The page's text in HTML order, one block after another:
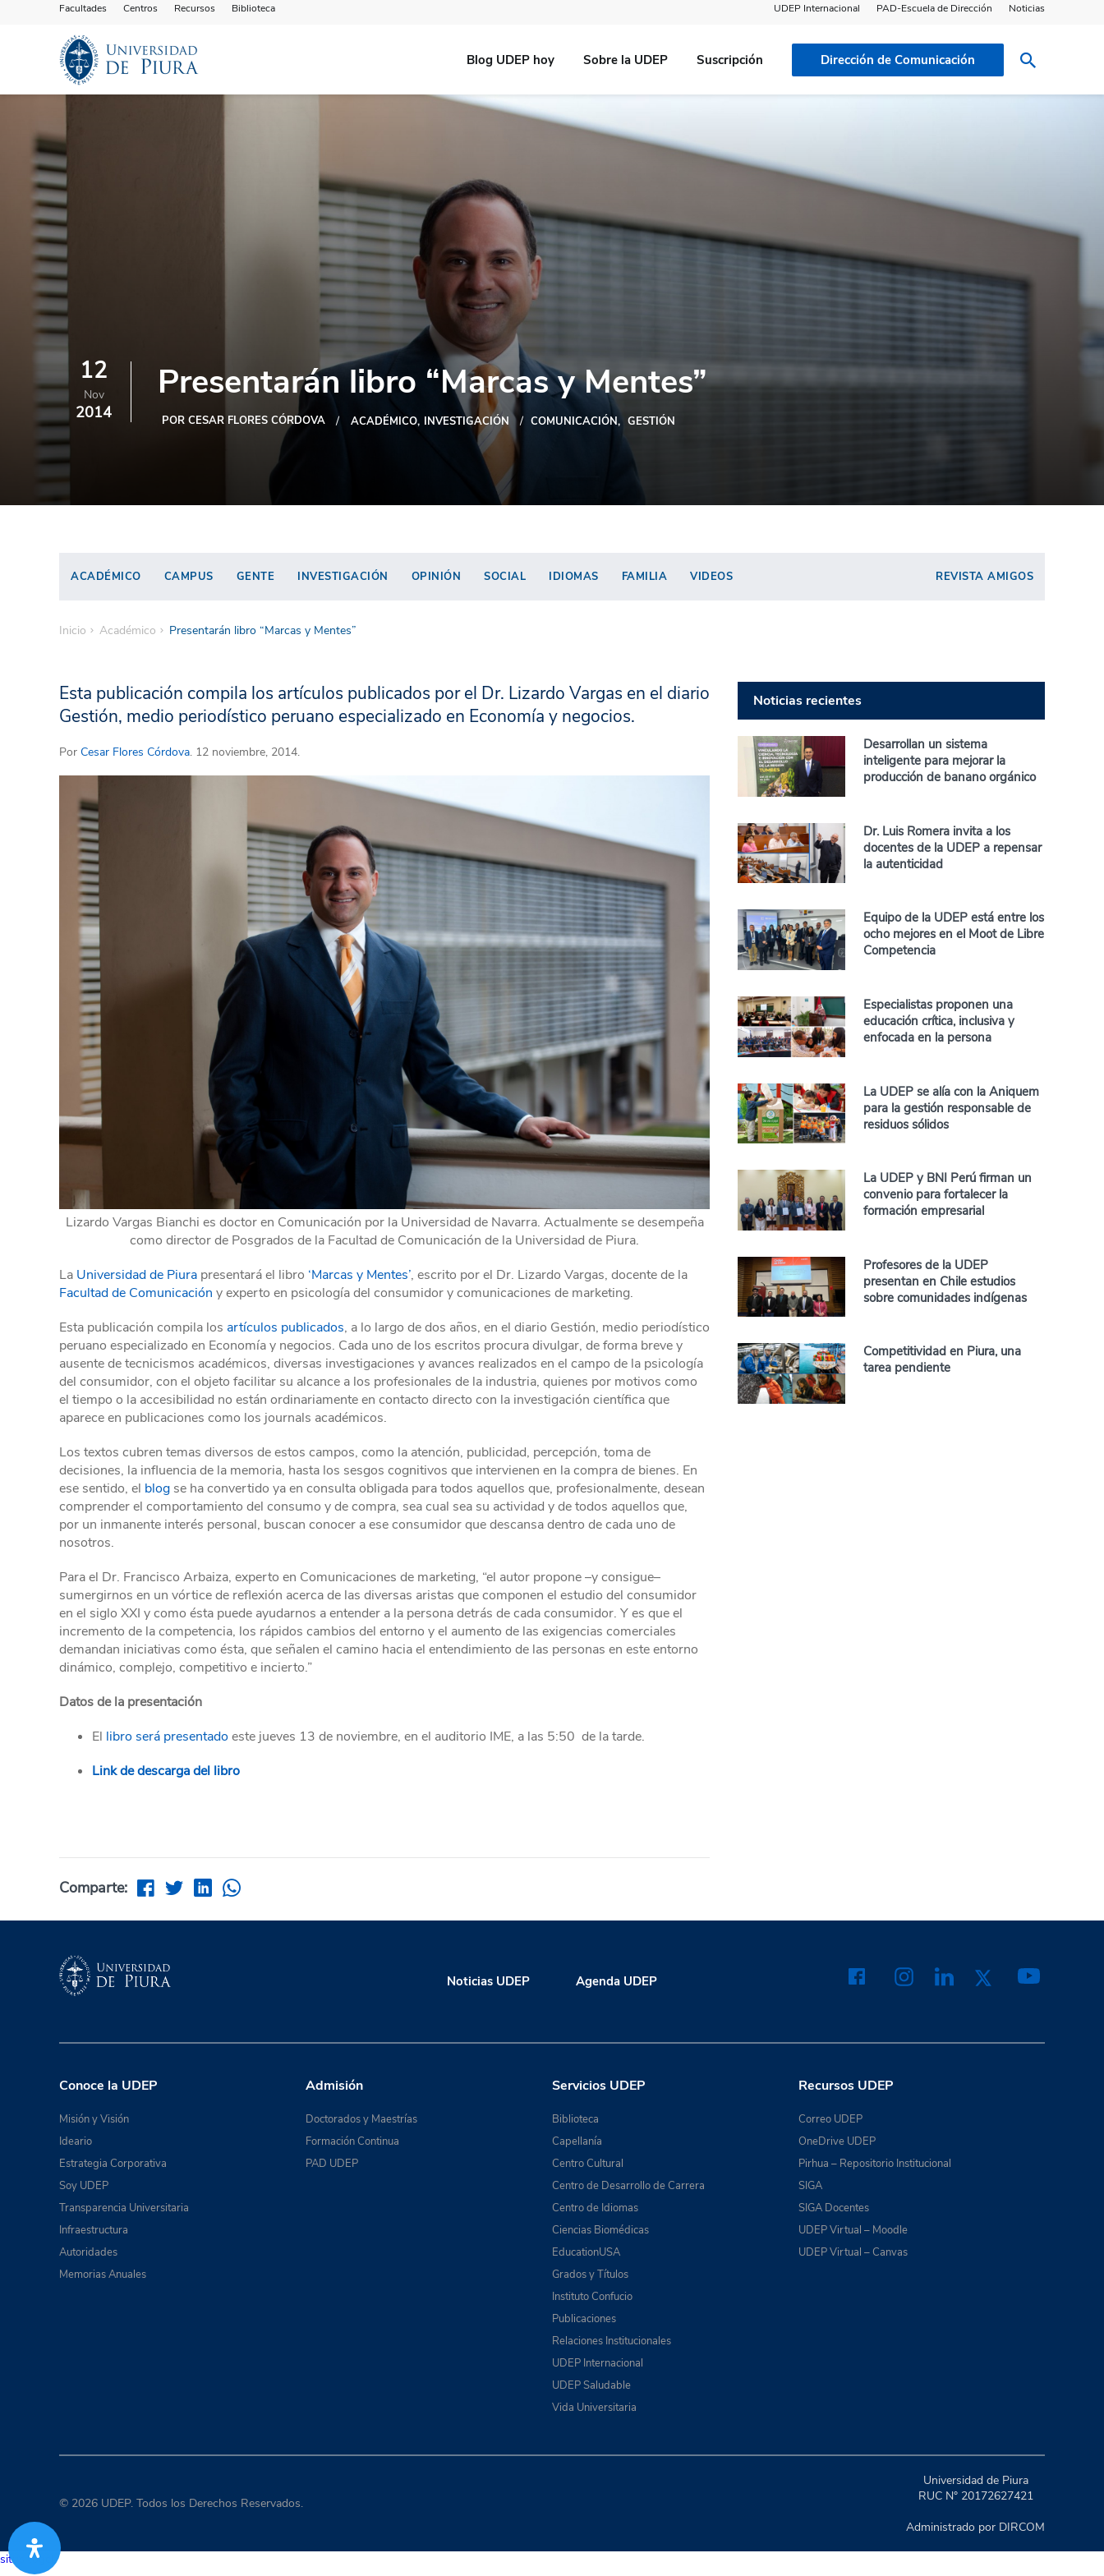
Facultades Centros Recursos Biblioteca UDEP Internacional PAD-Escuela de Dirección Noticias
Blog UDEP hoy Sobre la UDEP Suscripción Dirección de Comunicación
12
Nov
2014
Presentarán libro “Marcas y Mentes”
POR CESAR FLORES CÓRDOVA ACADÉMICO INVESTIGACIÓN COMUNICACIÓN GESTIÓN
ACADÉMICO CAMPUS GENTE INVESTIGACIÓN OPINIÓN SOCIAL IDIOMAS FAMILIA VIDEOS REVISTA AMIGOS
Inicio Académico Presentarán libro “Marcas y Mentes”
Esta publicación compila los artículos publicados por el Dr. Lizardo Vargas en el diario
Gestión, medio periodístico peruano especializado en Economía y negocios.
Por Cesar Flores Córdova. 12 noviembre, 2014.
Lizardo Vargas Bianchi es doctor en Comunicación por la Universidad de Navarra. Actualmente se desempeña
como director de Posgrados de la Facultad de Comunicación de la Universidad de Piura.
La Universidad de Piura presentará el libro ‘Marcas y Mentes’, escrito por el Dr. Lizardo Vargas, docente de la
Facultad de Comunicación y experto en psicología del consumidor y comunicaciones de marketing.
Esta publicación compila los artículos publicados, a lo largo de dos años, en el diario Gestión, medio periodístico
peruano especializado en Economía y negocios. Cada uno de los escritos procura divulgar, de forma breve y
ausente de tecnicismos académicos, diversas investigaciones y avances realizados en el campo de la psicología
del consumidor, con el objeto facilitar su alcance a los profesionales de la industria, quienes por motivos como
el tiempo o la accesibilidad no están ordinariamente en contacto directo con la investigación científica que
aparece en publicaciones como los journals académicos.
Los textos cubren temas diversos de estos campos, como la atención, publicidad, percepción, toma de
decisiones, la influencia de la memoria, hasta los sesgos cognitivos que intervienen en la compra de bienes. En
ese sentido, el blog se ha convertido ya en consulta obligada para todos aquellos que, profesionalmente, desean
comprender el comportamiento del consumo y de compra, sea cual sea su actividad y de todos aquellos que,
por un inmanente interés personal, buscan conocer a ese consumidor que descansa dentro de cada uno de
nosotros.
Para el Dr. Francisco Arbaiza, experto en Comunicaciones de marketing, “el autor propone –y consigue–
sumergirnos en un vórtice de reflexión acerca de las diversas aristas que componen el estudio del consumidor
en el siglo XXI y como ésta puede ayudarnos a entender a la persona detrás de cada consumidor. Y es que el
incremento de la competencia, los rápidos cambios del entorno y el aumento de las exigencias comerciales
demandan iniciativas como ésta, que señalen el camino hacia el entendimiento de las personas en este entorno
dinámico, complejo, competitivo e incierto.”
Datos de la presentación
El libro será presentado este jueves 13 de noviembre, en el auditorio IME, a las 5:50 de la tarde.
Link de descarga del libro
Comparte:
Noticias recientes
Desarrollan un sistema
inteligente para mejorar la
producción de banano orgánico
Dr. Luis Romera invita a los
docentes de la UDEP a repensar
la autenticidad
Equipo de la UDEP está entre los
ocho mejores en el Moot de Libre
Competencia
Especialistas proponen una
educación crítica, inclusiva y
enfocada en la persona
La UDEP se alía con la Aniquem
para la gestión responsable de
residuos sólidos
La UDEP y BNI Perú firman un
convenio para fortalecer la
formación empresarial
Profesores de la UDEP
presentan en Chile estudios
sobre comunidades indígenas
Competitividad en Piura, una
tarea pendiente
Noticias UDEP Agenda UDEP
Conoce la UDEP
Misión y Visión
Ideario
Estrategia Corporativa
Soy UDEP
Transparencia Universitaria
Infraestructura
Autoridades
Memorias Anuales
Admisión
Doctorados y Maestrías
Formación Continua
PAD UDEP
Servicios UDEP
Biblioteca
Capellanía
Centro Cultural
Centro de Desarrollo de Carrera
Centro de Idiomas
Ciencias Biomédicas
EducationUSA
Grados y Títulos
Instituto Confucio
Publicaciones
Relaciones Institucionales
UDEP Internacional
UDEP Saludable
Vida Universitaria
Recursos UDEP
Correo UDEP
OneDrive UDEP
Pirhua – Repositorio Institucional
SIGA
SIGA Docentes
UDEP Virtual – Moodle
UDEP Virtual – Canvas
© 2026 UDEP. Todos los Derechos Reservados.
Universidad de Piura
RUC N° 20172627421
Administrado por DIRCOM
situs togel